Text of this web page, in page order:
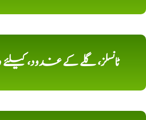
ٹانسلز، گلے کے غدود،